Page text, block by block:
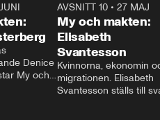
23:40
Denice
My och
AVSNITT 10 •27 MAJ
My och makten:
Elisabeth
Svantesson
Kvinnorna, ekonomin
migrationen. Elisabeth
Svantesson ställs till